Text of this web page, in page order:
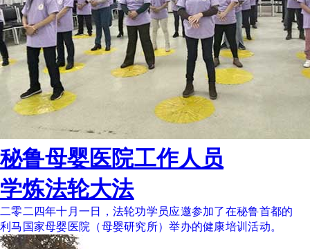
秘鲁母婴医院工作人员
学炼法轮大法
二零二四年十月一日，法轮功学员应邀参加了在秘鲁首都的
利马国家母婴医院（母婴研究所）举办的健康培训活动。